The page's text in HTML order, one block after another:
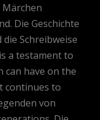
Die Geschichte
Schreibweise
a testament to
can have on the
continues to
von